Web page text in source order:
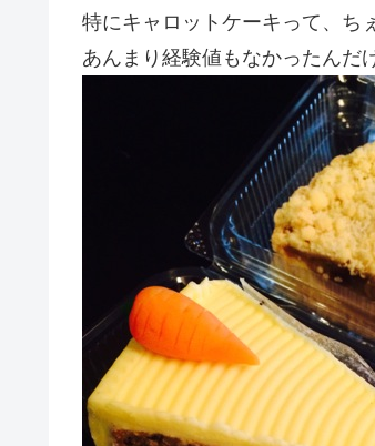
特にキャロットケーキって、ち
あんまり経験値もなかったんだ